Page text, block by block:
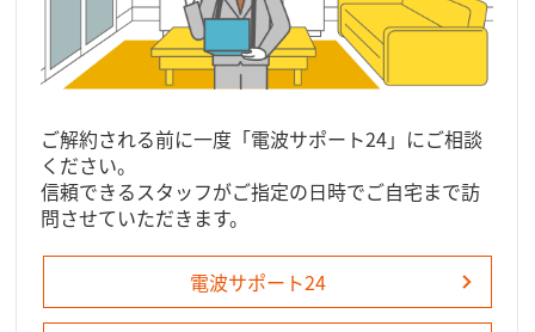
ご解約される前に一度「電波サポート24」にご相談
ください。
信頼できるスタッフがご指定の日時でご自宅まで訪
問させていただきます。
電波サポート24